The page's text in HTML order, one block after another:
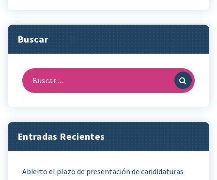
Buscar
Buscar:
Entradas Recientes
Abierto el plazo de presentación de candidaturas